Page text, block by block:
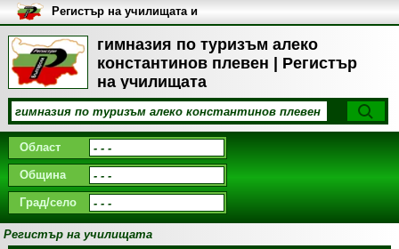
гимназия по туризъм алеко
константинов плевен | Регистър
на училищата
Регистър на училищата и
университетите в България
Област
Община
Град/село
Регистър на училищата